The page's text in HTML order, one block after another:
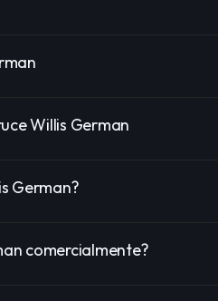
Willis German
German?
comercialmente?